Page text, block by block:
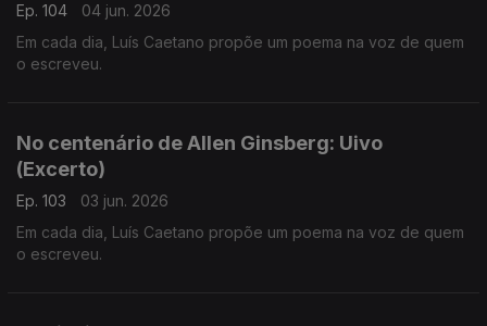
Ep. 104
04 jun. 2026
Em cada dia, Luís Caetano propõe um poema na voz de quem
o escreveu.
No centenário de Allen Ginsberg: Uivo
(Excerto)
Ep. 103
03 jun. 2026
Em cada dia, Luís Caetano propõe um poema na voz de quem
o escreveu.